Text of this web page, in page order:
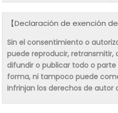
【Declaración de exención
Sin el consentimiento o
puede reproducir, retransmitir,
difundir o publicar todo o
forma, ni tampoco puede
infrinjan los derechos de autor